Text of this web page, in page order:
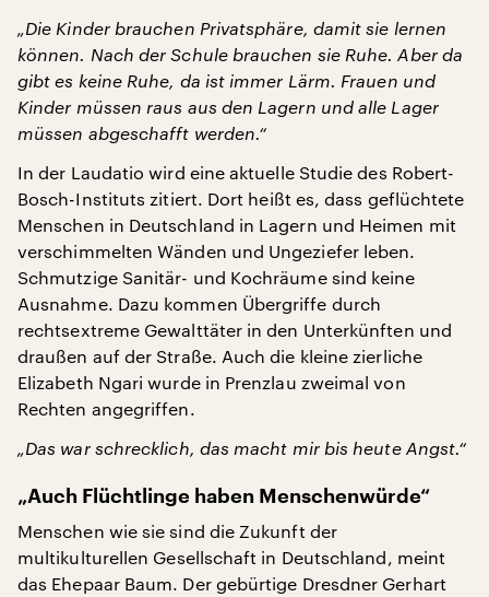
„Die Kinder brauchen Privatsphäre, damit sie lernen
können. Nach der Schule brauchen sie Ruhe. Aber da
gibt es keine Ruhe, da ist immer Lärm. Frauen und
Kinder müssen raus aus den Lagern und alle Lager
müssen abgeschafft werden.“
In der Laudatio wird eine aktuelle Studie des Robert-
Bosch-Instituts zitiert. Dort heißt es, dass geflüchtete
Menschen in Deutschland in Lagern und Heimen mit
verschimmelten Wänden und Ungeziefer leben.
Schmutzige Sanitär- und Kochräume sind keine
Ausnahme. Dazu kommen Übergriffe durch
rechtsextreme Gewalttäter in den Unterkünften und
draußen auf der Straße. Auch die kleine zierliche
Elizabeth Ngari wurde in Prenzlau zweimal von
Rechten angegriffen.
„Das war schrecklich, das macht mir bis heute Angst.“
„Auch Flüchtlinge haben Menschenwürde“
Menschen wie sie sind die Zukunft der
multikulturellen Gesellschaft in Deutschland, meint
das Ehepaar Baum. Der gebürtige Dresdner Gerhart